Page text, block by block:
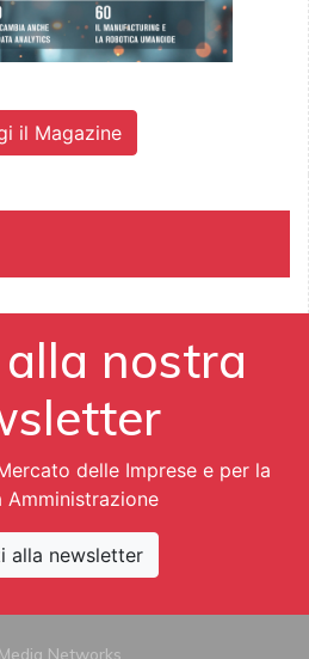
il Magazine
nostra
delle Imprese e per la
Amministrazione
alla newsletter
Networks